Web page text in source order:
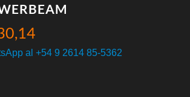
al +54 9 2614 85-5362